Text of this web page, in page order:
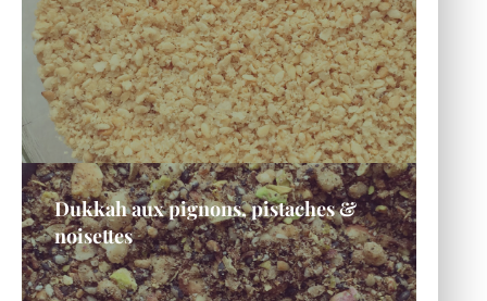
Dukkah aux pignons, pistaches &
noisettes